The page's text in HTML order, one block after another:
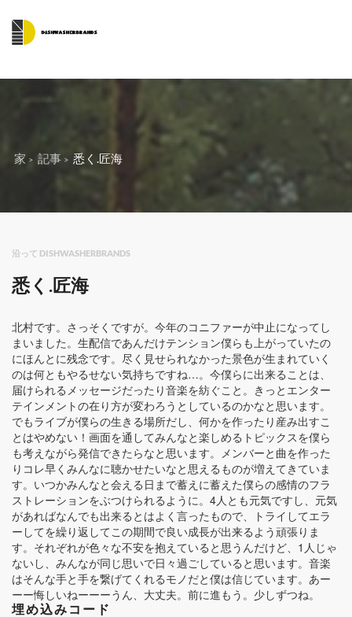
家 記事 悉く.匠海
沿って DISHWASHERBRANDS
悉く.匠海
北村です。さっそくですが。今年のコニファーが中止になってし
まいました。生配信であんだけテンション僕らも上がっていたの
にほんとに残念です。尽く見せられなかった景色が生まれていく
のは何ともやるせない気持ちですね…。今僕らに出来ることは、
届けられるメッセージだったり音楽を紡ぐこと。きっとエンター
テインメントの在り方が変わろうとしているのかなと思います。
でもライブが僕らの生きる場所だし、何かを作ったり産み出すこ
とはやめない！画面を通してみんなと楽しめるトピックスを僕ら
も考えながら発信できたらなと思います。メンバーと曲を作った
りコレ早くみんなに聴かせたいなと思えるものが増えてきていま
す。いつかみんなと会える日まで蓄えに蓄えた僕らの感情のフラ
ストレーションをぶつけられるように。4人とも元気ですし、元気
があればなんでも出来るとはよく言ったもので、トライしてエラ
ーしてを繰り返してこの期間で良い成長が出来るよう頑張りま
す。それぞれが色々な不安を抱えていると思うんだけど、1人じゃ
ないし、みんなが同じ思いで日々過ごしていると思います。音楽
はそんな手と手を繋げてくれるモノだと僕は信じています。あー
ーー悔しいねーーーうん、大丈夫。前に進もう。少しずつね。
埋め込みコード